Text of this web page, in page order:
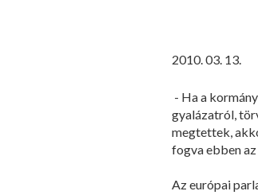
2010. 03. 13.
- Ha a
gyalázatról,
megtettek,
fogva ebben
Az európai